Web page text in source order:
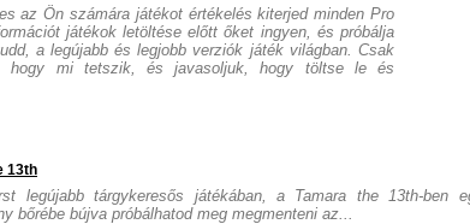
az Ön számára játékot értékelés kiterjed minden Pro
játékok letöltése előtt őket ingyen, és próbálja
a legújabb és legjobb verziók játék világban. Csak
hogy mi tetszik, és javasoljuk, hogy töltse le és
13th
legújabb tárgykeresős játékában, a Tamara the 13th-ben
bőrébe bújva próbálhatod meg megmenteni az...